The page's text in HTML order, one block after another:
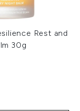
Rest and
30g
Price: